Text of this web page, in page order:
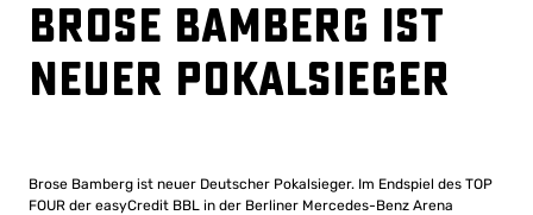
Brose Bamberg ist
neuer Pokalsieger
Brose Bamberg ist neuer Deutscher Pokalsieger. Im Endspiel des TOP
FOUR der easyCredit BBL in der Berliner Mercedes-Benz Arena